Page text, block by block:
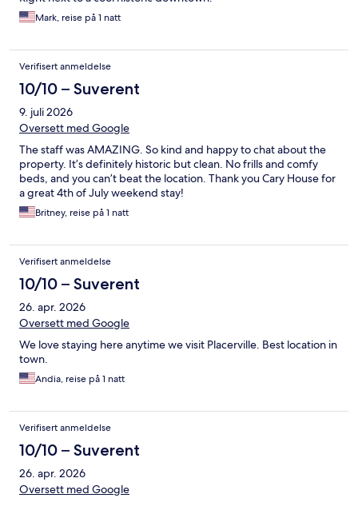
Mark, reise på 1 natt
Verifisert anmeldelse
10/10 – Suverent
9. juli 2026
Oversett med Google
The staff was AMAZING. So kind and happy to chat about the
property. It’s definitely historic but clean. No frills and comfy
beds, and you can’t beat the location. Thank you Cary House for
a great 4th of July weekend stay!
Britney, reise på 1 natt
Verifisert anmeldelse
10/10 – Suverent
26. apr. 2026
Oversett med Google
We love staying here anytime we visit Placerville. Best location in
town.
Andia, reise på 1 natt
Verifisert anmeldelse
10/10 – Suverent
26. apr. 2026
Oversett med Google